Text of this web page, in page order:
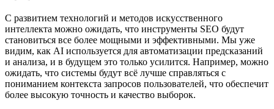
С развитием технологий и методов искусственного
интеллекта можно ожидать, что инструменты SEO будут
становиться все более мощными и эффективными. Мы уже
видим, как AI используется для автоматизации предсказаний
и анализа, и в будущем это только усилится. Например, можно
ожидать, что системы будут всё лучше справляться с
пониманием контекста запросов пользователей, что обеспечит
более высокую точность и качество выборок.